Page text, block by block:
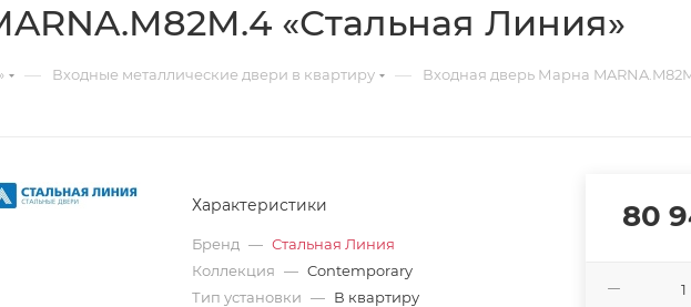
«Стальная Линия»
— Входные металлические двери в квартиру — Входная дверь Марна
Характеристики
Бренд — Стальная Линия
Коллекция — Contemporary
Тип установки — В квартиру
80